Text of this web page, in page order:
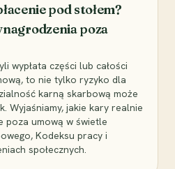
pod stołem?
poza
wypłata części lub całości
to nie tylko ryzyko dla
karną skarbową może
Wyjaśniamy, jakie kary realnie
poza umową w świetle
Kodeksu pracy i
społecznych.